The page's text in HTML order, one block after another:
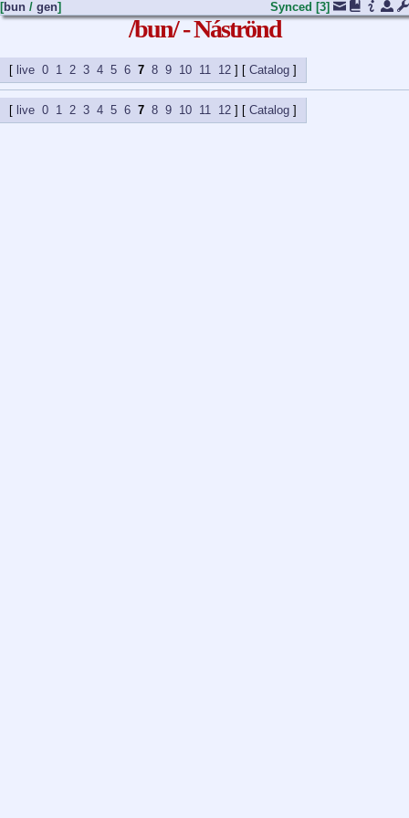
[bun / gen] [3]
Synced
/bun/ - Náströnd
live 0 1 2 3 4 5 6 7 8 9 10 11 12 ] [ Catalog
live 0 1 2 3 4 5 6 7 8 9 10 11 12 ] [ Catalog